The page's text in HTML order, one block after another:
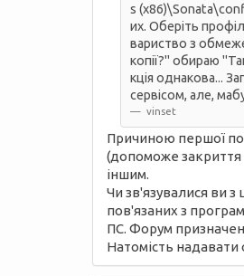
s
их. Оберіть
вариство з
копії?" обираю
кція однакова...
сервісом, але,
vinset
Причиною першої
(допоможе закриття
іншим.
Чи зв'язувалися ви
пов'язаних з
ПС. Форум
Натомість